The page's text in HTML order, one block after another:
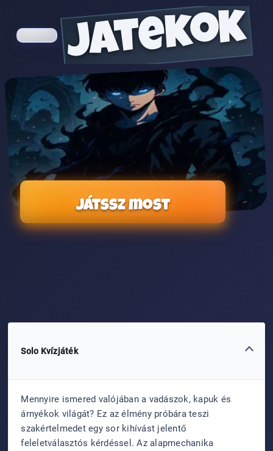
jatekok
Játssz most
Solo Kvízjáték
Mennyire ismered valójában a vadászok, kapuk és
árnyékok világát? Ez az élmény próbára teszi
szakértelmedet egy sor kihívást jelentő
feleletválasztós kérdéssel. Az alapmechanika